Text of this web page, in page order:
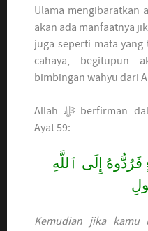
Ulama mengibaratkan
akan ada manfaatnya
juga seperti mata
cahaya, begitupun
bimbingan wahyu dari
Allah ﷻ berfirman dalam Al-Qur’an Surat An-Nisa
Ayat 59:
إِلَى ٱللَّهِ
Kemudian jika kamu